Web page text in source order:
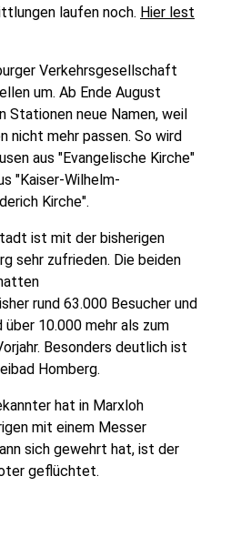
laufen noch. Hier lest
Verkehrsgesellschaft
um. Ab Ende August
Stationen neue Namen, weil
nicht mehr passen. So wird
aus "Evangelische Kirche"
"Kaiser-Wilhelm-
Kirche".
ist mit der bisherigen
sehr zufrieden. Die beiden
rund 63.000 Besucher und
über 10.000 mehr als zum
Besonders deutlich ist
Homberg.
hat in Marxloh
mit einem Messer
sich gewehrt hat, ist der
geflüchtet.